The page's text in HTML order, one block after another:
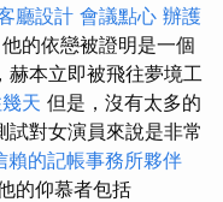
廳設計 會議點心 辦護
的依戀被證明是一個
赫本立即被飛往夢境工
天 但是，沒有太多的
對女演員來說是非常
賴的記帳事務所夥伴
的仰慕者包括